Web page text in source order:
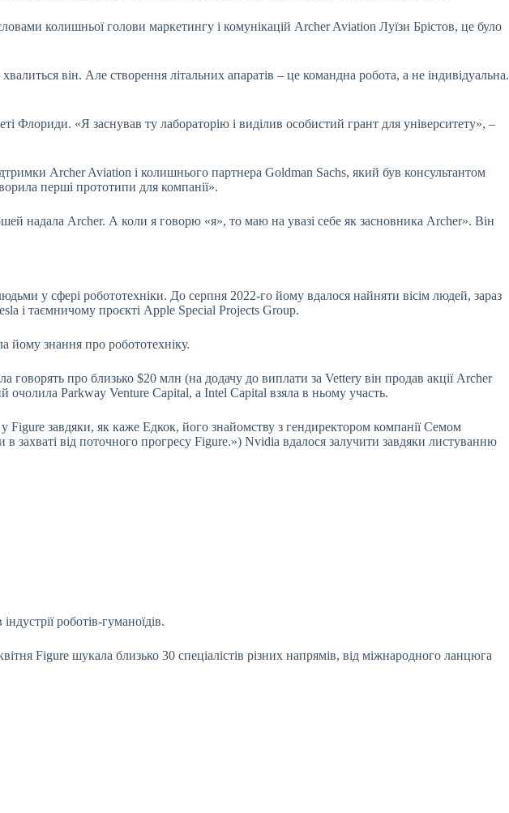
колишньої голови маркетингу і комунікацій Archer Aviation Луїзи Брістов, це було
він. Але створення літальних апаратів – це командна робота, а не індивідуальна.
Флориди. «Я заснував ту лабораторію і виділив особистий грант для університету», –
Archer Aviation і колишнього партнера Goldman Sachs, який був консультантом
перші прототипи для компанії».
надала Archer. А коли я говорю «я», то маю на увазі себе як засновника Archer». Він
у сфері робототехніки. До серпня 2022-го йому вдалося найняти вісім людей, зараз
і таємничому проєкті Apple Special Projects Group.
йому знання про робототехніку.
про близько $20 млн (на додачу до виплати за Vettery він продав акції Archer
очолила Parkway Venture Capital, а Intel Capital взяла в ньому участь.
завдяки, як каже Едкок, його знайомству з гендиректором компанії Семом
від поточного прогресу Figure.») Nvidia вдалося залучити завдяки листуванню
роботів-гуманоїдів.
Figure шукала близько 30 спеціалістів різних напрямів, від міжнародного ланцюга